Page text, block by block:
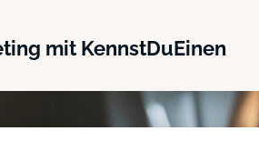
mit KennstDuEinen